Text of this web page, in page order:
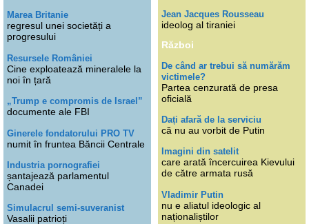
Marea Britanie
regresul unei societăți a
progresului
Resursele României
Cine exploatează mineralele la
noi în țară
„Trump e compromis de Israel”
documente ale FBI
Ginerele fondatorului PRO TV
numit în fruntea Băncii Centrale
Industria pornografiei
șantajează parlamentul
Canadei
Simulacrul semi-suveranist
Vasalii patrioți
Jean Jacques Rousseau
ideolog al tiraniei
Război
De când ar trebui să numărăm
victimele?
Partea cenzurată de presa
oficială
Dați afară de la serviciu
că nu au vorbit de Putin
Imagini din satelit
care arată încercuirea Kievului
de către armata rusă
Vladimir Putin
nu e aliatul ideologic al
naționaliștilor